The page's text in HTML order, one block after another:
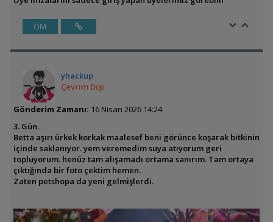
ÖM
yhackup
Çevrim Dışı
Gönderim Zamanı: 16 Nisan 2026 14:24
3. Gün.
Betta aşırı ürkek korkak maalesef beni görünce koşarak bitkinin
içinde saklanıyor. yem veremedim suya atıyorum geri
topluyorum. henüz tam alışamadı ortama sanırım. Tam ortaya
çıktığında bir foto çektim hemen.
Zaten petshopa da yeni gelmişlerdi.